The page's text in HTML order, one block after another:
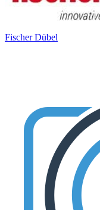
Fischer Dübel